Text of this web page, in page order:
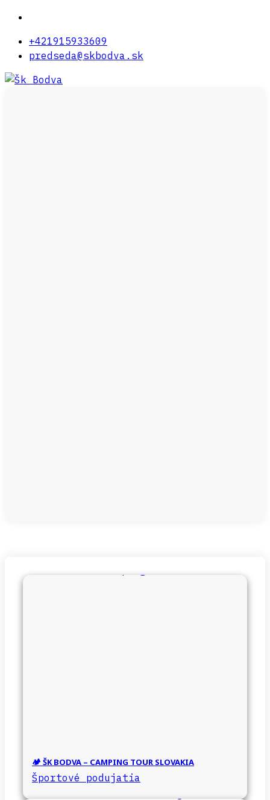
+421915933609
predseda@skbodva.sk
🏕️ ŠK BODVA – CAMPING TOUR SLOVAKIA
Športové podujatia